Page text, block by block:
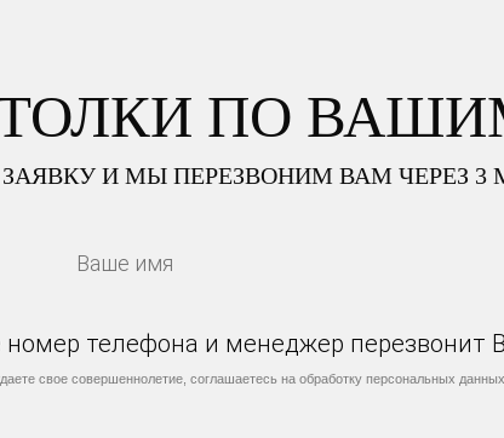
ПО
ЗАЯВКУ И МЫ ПЕРЕЗВОНИМ ВАМ ЧЕРЕЗ
номер телефона и менеджер перезвонит
свое совершеннолетие, соглашаетесь на обработку персональных